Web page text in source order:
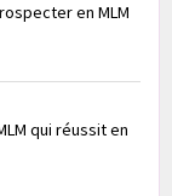
en MLM
qui réussit en